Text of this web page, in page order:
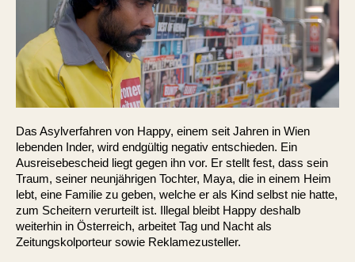
Das Asylverfahren von Happy, einem seit Jahren in Wien
lebenden Inder, wird endgültig negativ entschieden. Ein
Ausreisebescheid liegt gegen ihn vor. Er stellt fest, dass sein
Traum, seiner neunjährigen Tochter, Maya, die in einem Heim
lebt, eine Familie zu geben, welche er als Kind selbst nie hatte,
zum Scheitern verurteilt ist. Illegal bleibt Happy deshalb
weiterhin in Österreich, arbeitet Tag und Nacht als
Zeitungskolporteur sowie Reklamezusteller.